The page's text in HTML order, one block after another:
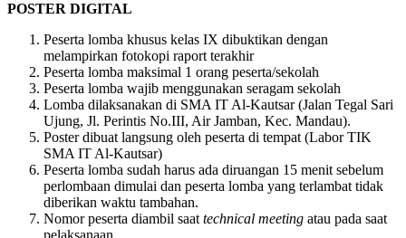
POSTER DIGITAL
Peserta lomba khusus kelas IX dibuktikan dengan
melampirkan fotokopi raport terakhir
Peserta lomba maksimal 1 orang peserta/sekolah
Peserta lomba wajib menggunakan seragam sekolah
Lomba dilaksanakan di SMA IT Al-Kautsar (Jalan Tegal Sari
Ujung, Jl. Perintis No.III, Air Jamban, Kec. Mandau).
Poster dibuat langsung oleh peserta di tempat (Labor TIK
SMA IT Al-Kautsar)
Peserta lomba sudah harus ada diruangan 15 menit sebelum
perlombaan dimulai dan peserta lomba yang terlambat tidak
diberikan waktu tambahan.
Nomor peserta diambil saattechnical meeting atau pada saat